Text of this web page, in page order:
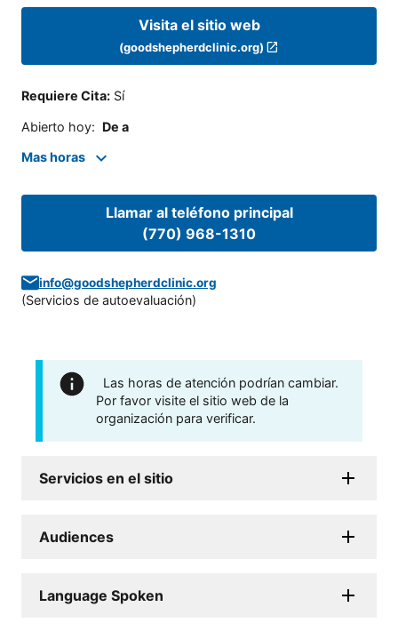
Visita el sitio web
(goodshepherdclinic.org)
Requiere Cita: Sí
Abierto hoy: De a
Mas horas
Llamar al teléfono principal
(770) 968-1310
info@goodshepherdclinic.org
(Servicios de autoevaluación)
Las horas de atención podrían cambiar.
Por favor visite el sitio web de la
organización para verificar.
Servicios en el sitio
Audiences
Language Spoken